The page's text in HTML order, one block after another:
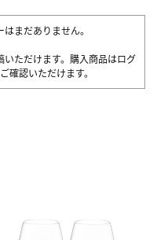
まだありません。
ただけます。購入商品はログ
確認いただけます。